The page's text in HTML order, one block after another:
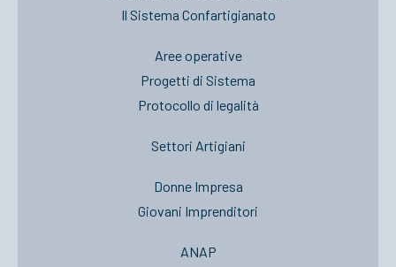
Il Sistema Confartigianato
Aree operative
Progetti di Sistema
Protocollo di legalità
Settori Artigiani
Donne Impresa
Giovani Imprenditori
ANAP